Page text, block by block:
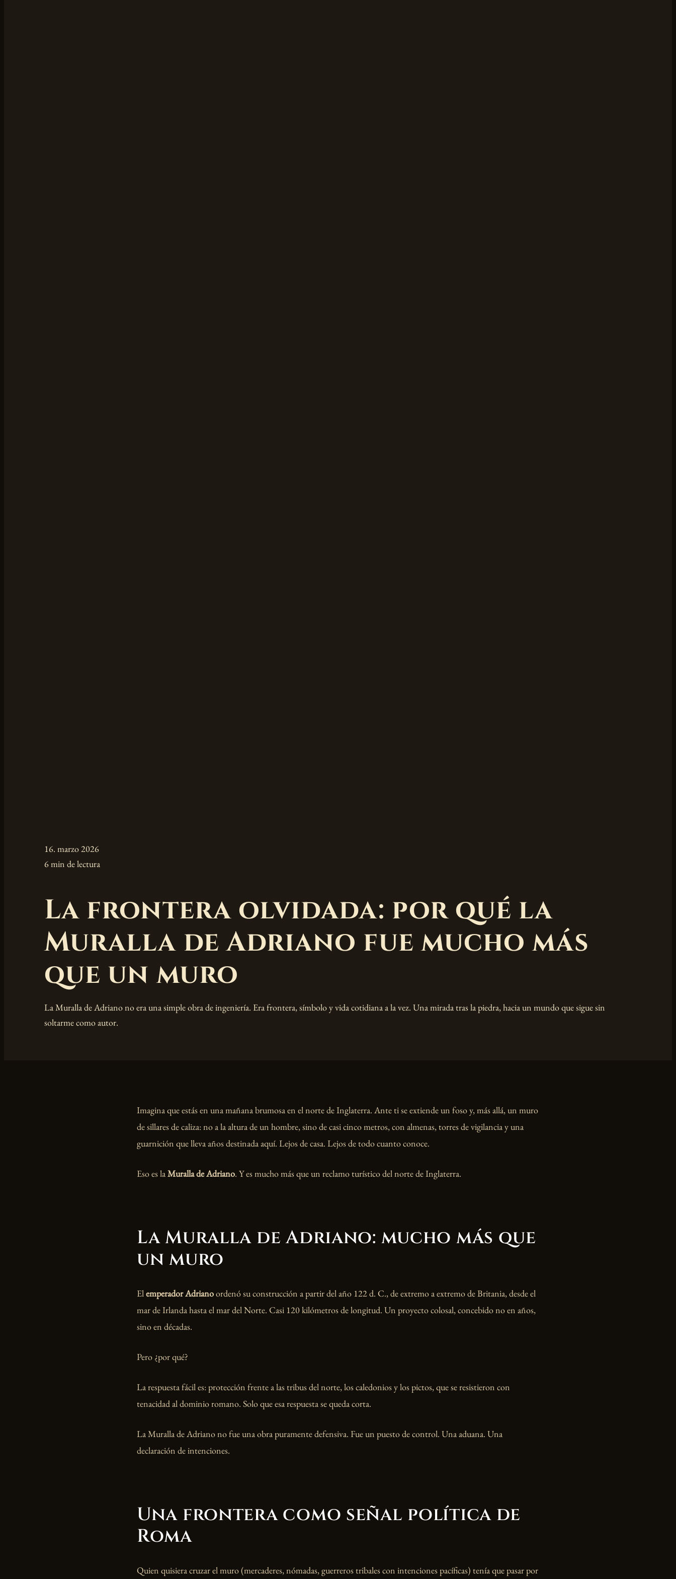
16. marzo 2026
6 min de lectura
La frontera olvidada: por qué la
Muralla de Adriano fue mucho más
que un muro
La Muralla de Adriano no era una simple obra de ingeniería. Era frontera, símbolo y vida cotidiana a la vez. Una mirada tras la piedra, hacia un mundo que sigue sin
soltarme como autor.
Imagina que estás en una mañana brumosa en el norte de Inglaterra. Ante ti se extiende un foso y, más allá, un muro
de sillares de caliza: no a la altura de un hombre, sino de casi cinco metros, con almenas, torres de vigilancia y una
guarnición que lleva años destinada aquí. Lejos de casa. Lejos de todo cuanto conoce.
Eso es laMuralla de Adriano. Y es mucho más que un reclamo turístico del norte de Inglaterra.
La Muralla de Adriano: mucho más que
un muro
Elemperador Adrianoordenó su construcción a partir del año 122 d. C., de extremo a extremo de Britania, desde el
mar de Irlanda hasta el mar del Norte. Casi 120 kilómetros de longitud. Un proyecto colosal, concebido no en años,
sino en décadas.
Pero ¿por qué?
La respuesta fácil es: protección frente a las tribus del norte, los caledonios y los pictos, que se resistieron con
tenacidad al dominio romano. Solo que esa respuesta se queda corta.
La Muralla de Adriano no fue una obra puramente defensiva. Fue un puesto de control. Una aduana. Una
declaración de intenciones.
Una frontera como señal política de
Roma
Quien quisiera cruzar el muro (mercaderes, nómadas, guerreros tribales con intenciones pacíficas) tenía que pasar por